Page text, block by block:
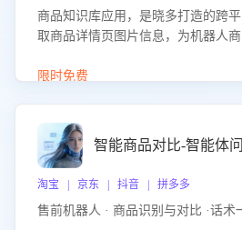
商品知识库应用，是晓多打造的跨
取商品详情页图片信息，为机器人
限时免费
智能商品对比-智能体
淘宝 | 京东 | 抖音 | 拼多多
售前机器人 · 商品识别与对比 ·话术